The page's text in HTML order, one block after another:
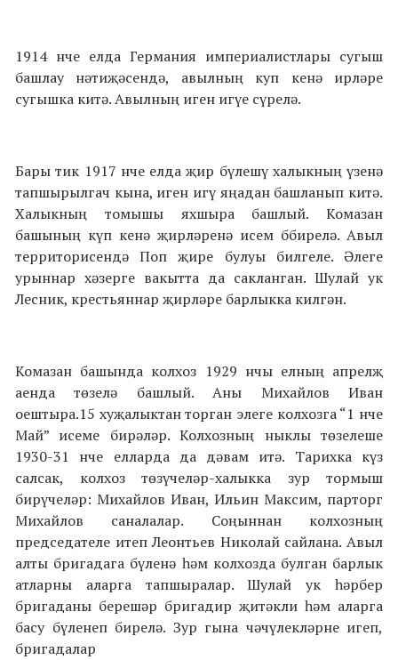
1914 нче елда Германия империалистлары сугыш
башлау нәтиҗәсендә, авылның куп кенә ирләре
сугышка китә. Авылның иген игүе сүрелә.
Бары тик 1917 нче елда җир бүлешү халыкның үзенә
тапшырылгач кына, иген игү яңадан башланып китә.
Халыкның томышы яхшыра башлый. Комазан
башының күп кенә җирләренә исем ббирелә. Авыл
территорисендә Поп җире булуы билгеле. Әлеге
урыннар хәзерге вакытта да сакланган. Шулай ук
Лесник, крестьяннар җирләре барлыкка килгән.
Комазан башында колхоз 1929 нчы елның апрелҗ
аенда төзелә башлый. Аны Михайлов Иван
оештыра.15 хуҗалыктан торган элеге колхозга “1 нче
Май” исеме бирәләр. Колхозның ныклы төзелеше
1930-31 нче елларда да дәвам итә. Тарихка күз
салсак, колхоз төзүчеләр-халыкка зур тормыш
бирүчеләр: Михайлов Иван, Ильин Максим, парторг
Михайлов саналалар. Соңыннан колхозның
председателе итеп Леонтьев Николай сайлана. Авыл
алты бригадага бүленә һәм колхозда булган барлык
атларны аларга тапшыралар. Шулай ук һәрбер
бригаданы берешәр бригадир җитәкли һәм аларга
басу бүленеп бирелә. Зур гына чәчүлекләрне игеп,
бригадалар